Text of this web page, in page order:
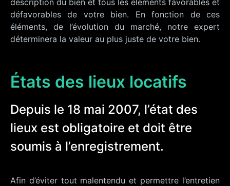
défavorables de votre bien. En fonction de ces
éléments, de l’évolution du marché, notre expert
déterminera la valeur au plus juste de votre bien.
États des lieux locatifs
Depuis le 18 mai 2007, l’état des
lieux est obligatoire et doit être
soumis à l’enregistrement.
Afin d’éviter tout malentendu et permettre l’entretien